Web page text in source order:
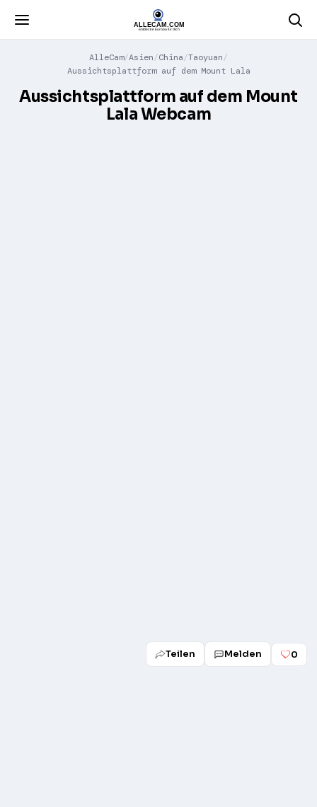
AlleCam Asien China Taoyuan
Aussichtsplattform auf dem Mount Lala
Aussichtsplattform auf dem Mount
Lala Webcam
Teilen Melden 0